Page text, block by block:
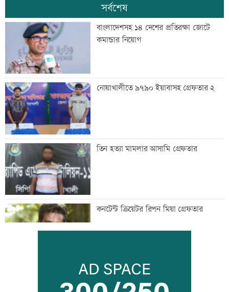
সর্বশেষ
বাংলাদেশসহ ১৪ দেশের প্রতিরক্ষা জোটে
কমান্ডার নিয়োগ
নোয়াখালীতে ৯৭৯০ ইয়াবাসহ গ্রেফতার ২
তিন হত্যা মামলার আসামি গ্রেফতার
কনটেন্ট ক্রিয়েটর রিপন মিয়া গ্রেফতার
মানবিক মূল্যবোধসম্পন্ন বিচারকের অভাব:
আইনমন্ত্রী